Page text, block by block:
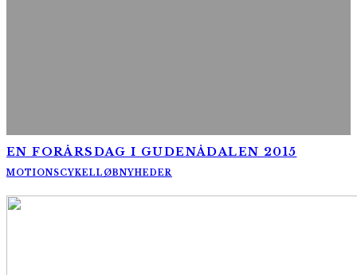
EN FORÅRSDAG I GUDENÅDALEN 2015
MOTIONSCYKELLØBNYHEDER